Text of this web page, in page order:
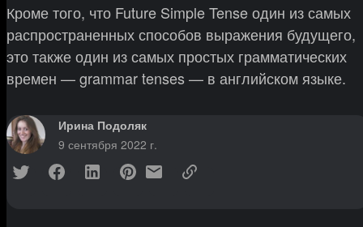
Кроме того, что Future Simple Tense один из самых
распространенных способов выражения будущего,
это также один из самых простых грамматических
времен — grammar tenses — в английском языке.
Ирина Подоляк
9 сентября 2022 г.